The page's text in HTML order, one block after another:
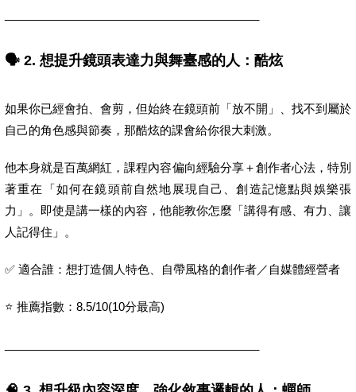
🗣️ 2. 想提升鏡頭表達力與舞臺感的人：酷炫
如果你已經會拍、會剪，但始終在鏡頭前「放不開」、找不到屬於
自己的角色感與節奏，那酷炫的課會給你很大刺激。
他本身就是百萬網紅，課程內容偏向經驗分享＋創作者心法，特別
著重在「如何在鏡頭前自然地展現自己、創造記憶點與娛樂張
力」。即使是講一樣的內容，他能教你怎麼「講得有感、有力、讓
人記得住」。
✅ 適合誰：想打造個人特色、自帶風格的創作者／自媒體經營者
⭐ 推薦指數：8.5/10(10分最高)